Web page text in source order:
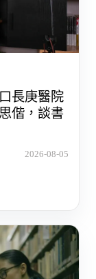
長庚醫院
偕，談書
2026-08-05